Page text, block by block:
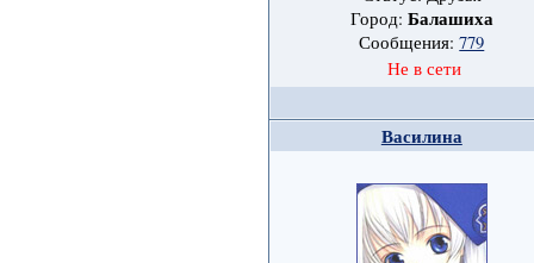
Город: Балашиха
Сообщения:779
Не в сети
Василина